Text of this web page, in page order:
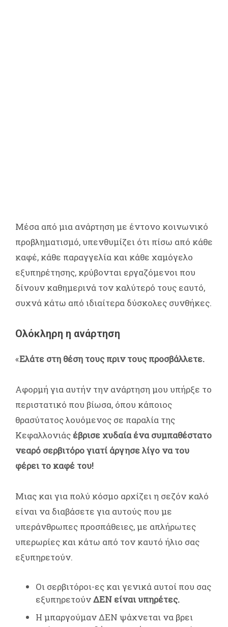
Μέσα από μια ανάρτηση με έντονο κοινωνικό
προβληματισμό, υπενθυμίζει ότι πίσω από κάθε
καφέ, κάθε παραγγελία και κάθε χαμόγελο
εξυπηρέτησης, κρύβονται εργαζόμενοι που
δίνουν καθημερινά τον καλύτερό τους εαυτό,
συχνά κάτω από ιδιαίτερα δύσκολες συνθήκες.
Ολόκληρη η ανάρτηση
«Ελάτε στη θέση τους πριν τους προσβάλλετε.
Αφορμή για αυτήν την ανάρτηση μου υπήρξε το
περιστατικό που βίωσα, όπου κάποιος
θρασύτατος λουόμενος σε παραλία της
Κεφαλλονιάς έβρισε χυδαία ένα συμπαθέστατο
νεαρό σερβιτόρο γιατί άργησε λίγο να του
φέρει το καφέ του!
Μιας και για πολύ κόσμο αρχίζει η σεζόν καλό
είναι να διαβάσετε για αυτούς που με
υπεράνθρωπες προσπάθειες, με απλήρωτες
υπερωρίες και κάτω από τον καυτό ήλιο σας
εξυπηρετούν.
Οι σερβιτόροι-ες και γενικά αυτοί που σας
εξυπηρετούνΔΕΝ είναι υπηρέτες.
Η μπαργούμαν ΔΕΝ ψάχνεται να βρει